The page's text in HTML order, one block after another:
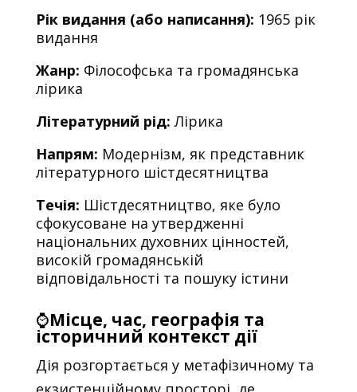
Рік видання (або написання): 1965 рік
видання
Жанр: Філософська та громадянська
лірика
Літературний рід: Лірика
Напрям: Модернізм, як представник
літературного шістдесятництва
Течія: Шістдесятництво, яке було
сфокусоване на утвердженні
національних духовних цінностей,
високій громадянській
відповідальності та пошуку істини
⌚Місце, час, географія та
історичний контекст дії
Дія розгортається у метафізичному та